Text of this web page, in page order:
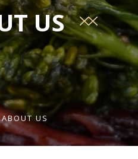
US
ABOUT US